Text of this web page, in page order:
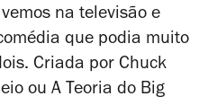
na televisão e
que podia muito
Criada por Chuck
ou A Teoria do Big